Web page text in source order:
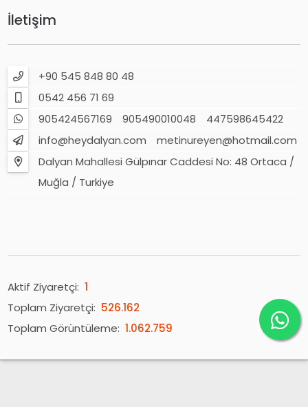
İletişim
+90 545 848 80 48
0542 456 71 69
905424567169
905490010048
447598645422
info@heydalyan.com
metinureyen@hotmail.com
Dalyan Mahallesi Gülpınar Caddesi No: 48 Ortaca /
Muğla / Turkiye
Aktif Ziyaretçi: 1
Toplam Ziyaretçi: 526.162
Toplam Görüntüleme: 1.062.759